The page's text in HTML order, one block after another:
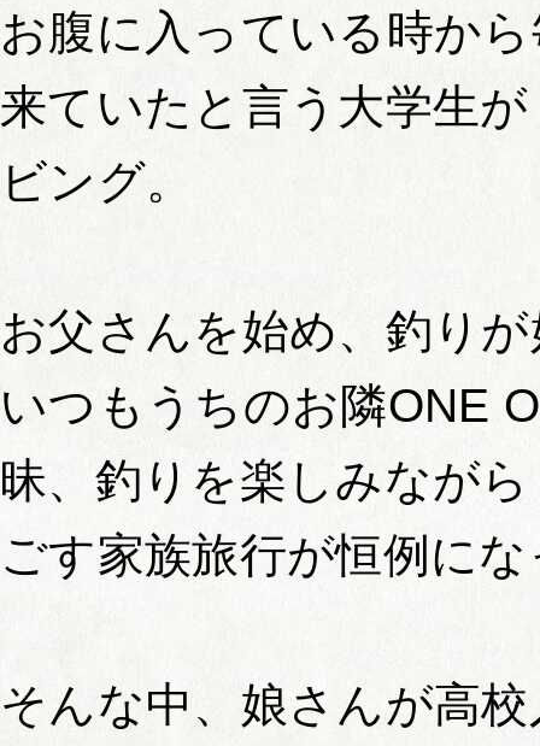
お腹に入っている時か
来ていたと言う大学生
ビング。
お父さんを始め、釣り
いつもうちのお隣ONE
昧、釣りを楽しみなが
ごす家族旅行が恒例に
そんな中、娘さんが高